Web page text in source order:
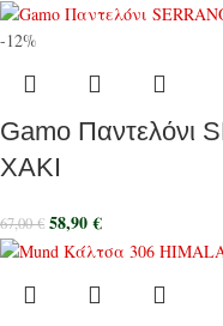
-12%
Gamo Παντελόνι
ΧΑΚΙ
67,00€ 58,90€